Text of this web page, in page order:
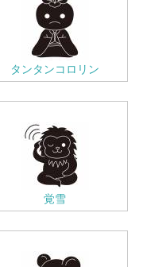
タンタンコロリン
覚雪